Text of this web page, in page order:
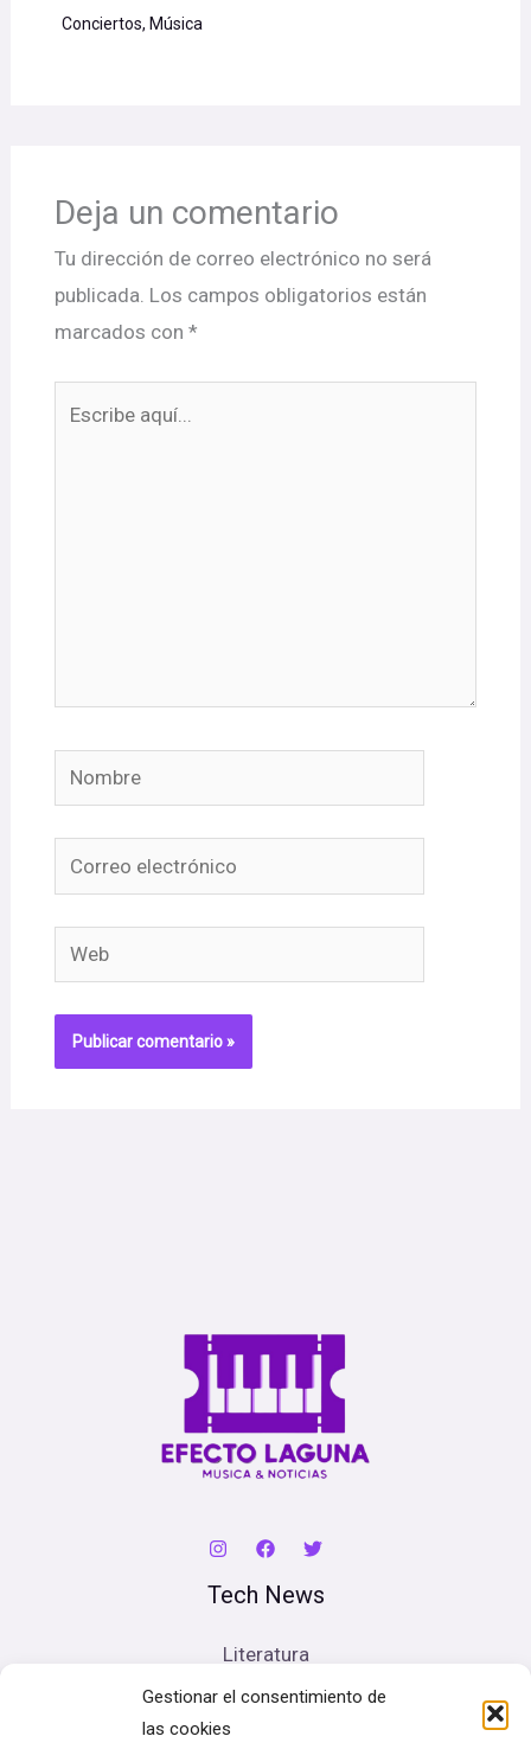
Gestionar el consentimiento de
las cookies
Conciertos, Música
Deja un comentario
Tu dirección de correo electrónico no será
publicada. Los campos obligatorios están
marcados con *
Nombre
Correo
electrónico
Web
Tech News
Literatura
Cine